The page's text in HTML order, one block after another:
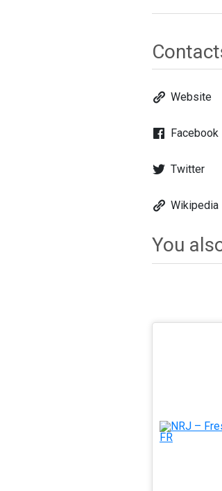
Website
Facebook
Twitter
Wikipedia
You